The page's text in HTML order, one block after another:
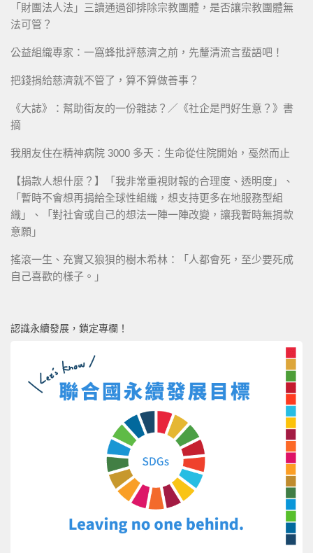
「財團法人法」三讀通過卻排除宗教團體，是否讓宗教團體無
法可管？
公益組織專家：一窩蜂批評慈濟之前，先釐清流言蜚語吧！
把錢捐給慈濟就不管了，算不算做善事？
《大誌》：幫助街友的一份雜誌？／《社企是門好生意？》書
摘
我朋友住在精神病院 3000 多天：生命從住院開始，戞然而止
【捐款人想什麼？】「我非常重視財報的合理度、透明度」、
「暫時不會想再捐給全球性組織，想支持更多在地服務型組
織」、「對社會或自己的想法一陣一陣改變，讓我暫時無捐款
意願」
搖滾一生、充實又狼狽的樹木希林：「人都會死，至少要死成
自己喜歡的樣子。」
認識永續發展，鎖定專欄！